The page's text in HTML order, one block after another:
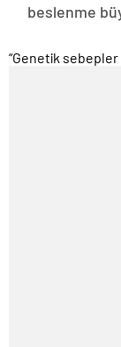
beslenme
“Genetik